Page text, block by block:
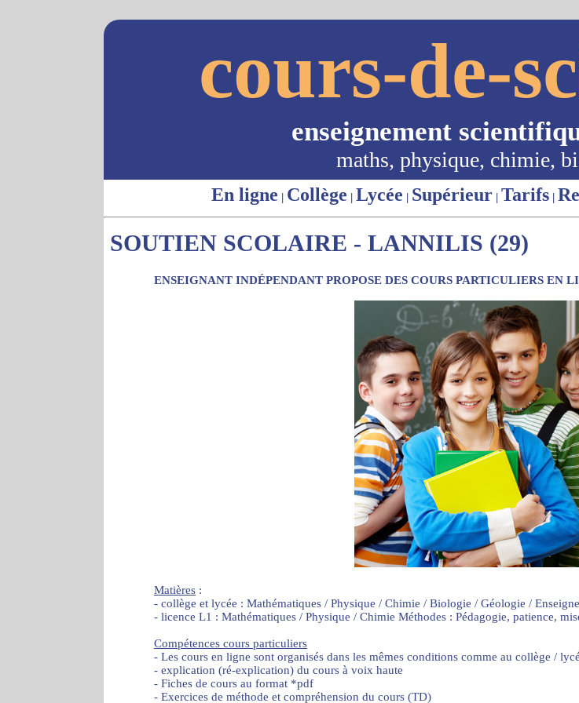
cours-de-
enseignement
maths, physique, chimie,
En ligne | Collège | Lycée | Supérieur | Tarifs |
SOUTIEN SCOLAIRE - LANNILIS (29)
ENSEIGNANT INDÉPENDANT PROPOSE DES COURS PARTICULIERS EN
Matières :
- collège et lycée : Mathématiques / Physique / Chimie / Biologie / Géologie /
- licence L1 : Mathématiques / Physique / Chimie Méthodes : Pédagogie, patience,
Compétences cours particuliers
- Les cours en ligne sont organisés dans les mêmes conditions comme au collège /
- explication (ré-explication) du cours à voix haute
- Fiches de cours au format *pdf
- Exercices de méthode et compréhension du cours (TD)